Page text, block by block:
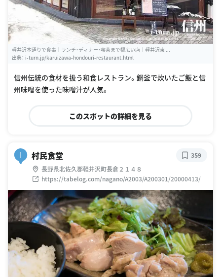
軽井沢本通りで食事｜ランチ・ディナー・喫茶まで幅広い店｜軽井沢東 ...
出典： i-turn.jp/karuizawa-hondouri-restaurant.html
信州伝統の食材を扱う和食レストラン。銅釜で炊いたご飯と信
州味噌を使った味噌汁が人気。
このスポットの詳細を見る
I 村民食堂
長野県北佐久郡軽井沢町長倉２１４８
https://tabelog.com/nagano/A2003/A200301/20000413/
359